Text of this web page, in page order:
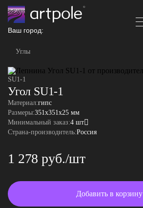
Ваш город:
Углы
SU1-1
Угол SU1-1
Материал:гипс
Размеры:351x351x25 мм
Минимальный заказ:4 шт
Страна-производитель:Россия
1 278 руб./шт
Добавить в корзину